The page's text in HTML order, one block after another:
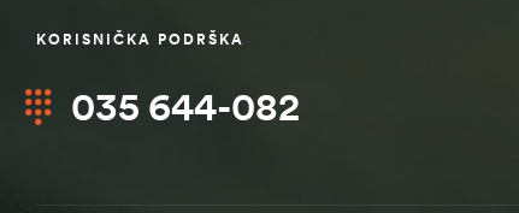
KORISNIČKA PODRŠKA
035 644-082